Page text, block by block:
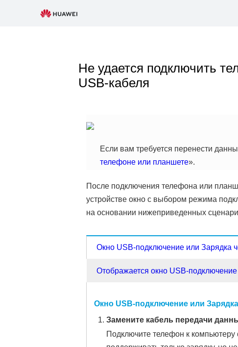
Не удается подключить
USB-кабеля
Если вам требуется перенести
телефоне или планшете».
После подключения телефона или
устройстве окно с выбором режима
на основании нижеприведенных
Окно USB-подключение или Зарядка
Отображается окно USB-
Окно USB-подключениеили
Замените кабель передачи
Подключите телефон к компьютеру